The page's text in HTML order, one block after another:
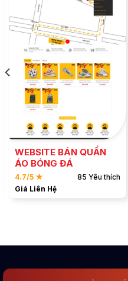
ĐẶT MẪU
XEM DEMO
WEBSITE BÁN QUẦN
ÁO BÓNG ĐÁ
4.7/5 ★
85 Yêu thích
Giá Liên Hệ